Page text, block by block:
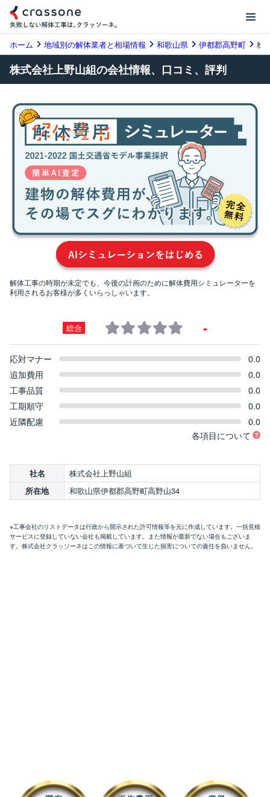
ホーム 地域別の解体業者と相場情報 和歌山県 伊都郡高野町 株
株式会社上野山組の会社情報、口コミ、評判
解体工事の時期が未定でも、今後の計画のために解体費用シミュレーターを
利用されるお客様が多くいらっしゃいます。
総合 -
応対マナー
0.0
追加費用
0.0
工事品質
0.0
工期順守
0.0
近隣配慮
0.0
各項目について
社名 株式会社上野山組
所在地 和歌山県伊都郡高野町高野山34
※工事会社のリストデータは行政から開示された許可情報等を元に作成しています。一括見積
サービスに登録していない会社も掲載しています。また情報が最新でない場合もございま
す。株式会社クラッソーネはこの情報に基づいて生じた損害についての責任を負いません。